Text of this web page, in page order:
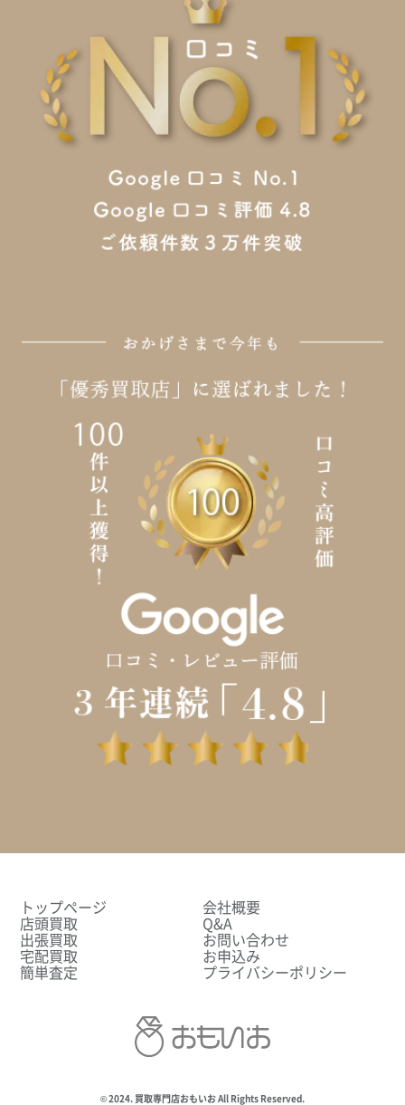
トップページ
店頭買取
出張買取
宅配買取
簡単査定
会社概要
Q&A
お問い合わせ
お申込み
プライバシーポリシー
© 2024. 買取専門店おもいお All Rights Reserved.